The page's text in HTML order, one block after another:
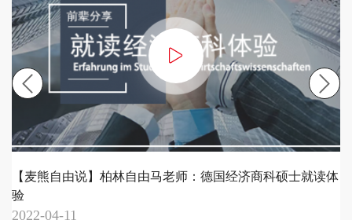
【麦熊自由说】柏林自由马老师：德国经济商科硕士就读体
验
2022-04-11